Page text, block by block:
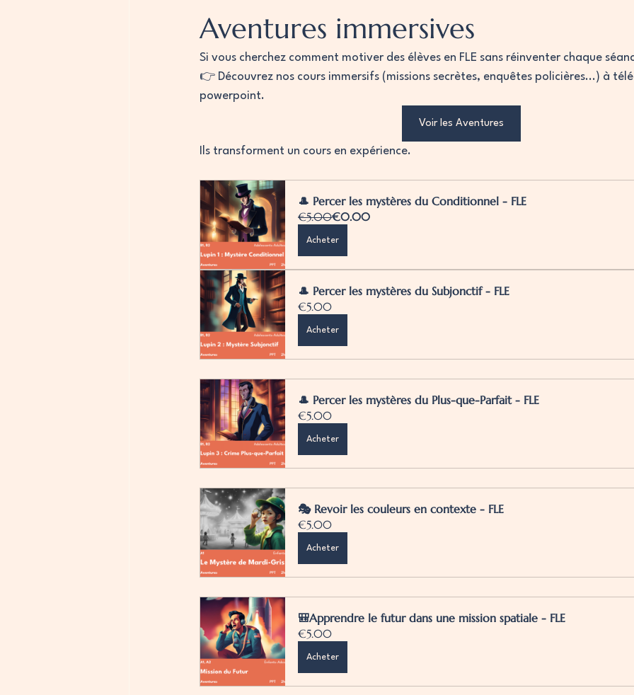
Aventures immersives
Si vous cherchez comment motiver des élèves en FLE sans réinventer chaque
👉 Découvrez nos cours immersifs (missions secrètes, enquêtes policières...) à
powerpoint.
Voir les Aventures
Ils transforment un cours en expérience.
🎩 Percer les mystères du Conditionnel - FLE
€5.00€0.00
Acheter
🎩 Percer les mystères du Subjonctif - FLE
€5.00
Acheter
🎩 Percer les mystères du Plus-que-Parfait - FLE
€5.00
Acheter
🎭 Revoir les couleurs en contexte - FLE
€5.00
Acheter
🎒Apprendre le futur dans une mission spatiale - FLE
€5.00
Acheter